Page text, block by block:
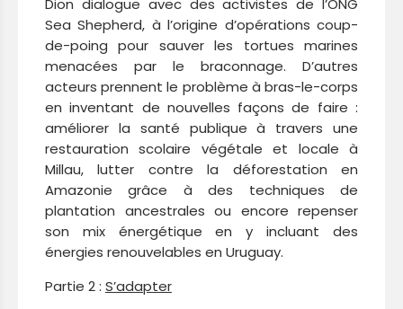
Dion dialogue avec des activistes de l’ONG
Sea Shepherd, à l’origine d’opérations coup-
de-poing pour sauver les tortues marines
menacées par le braconnage. D’autres
acteurs prennent le problème à bras-le-corps
en inventant de nouvelles façons de faire :
améliorer la santé publique à travers une
restauration scolaire végétale et locale à
Millau, lutter contre la déforestation en
Amazonie grâce à des techniques de
plantation ancestrales ou encore repenser
son mix énergétique en y incluant des
énergies renouvelables en Uruguay.
Partie 2 : S’adapter